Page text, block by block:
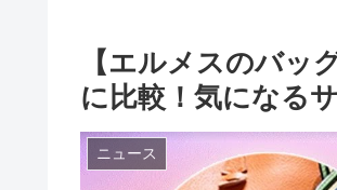
【エルメスのバッ
に比較！気になる
ニュース